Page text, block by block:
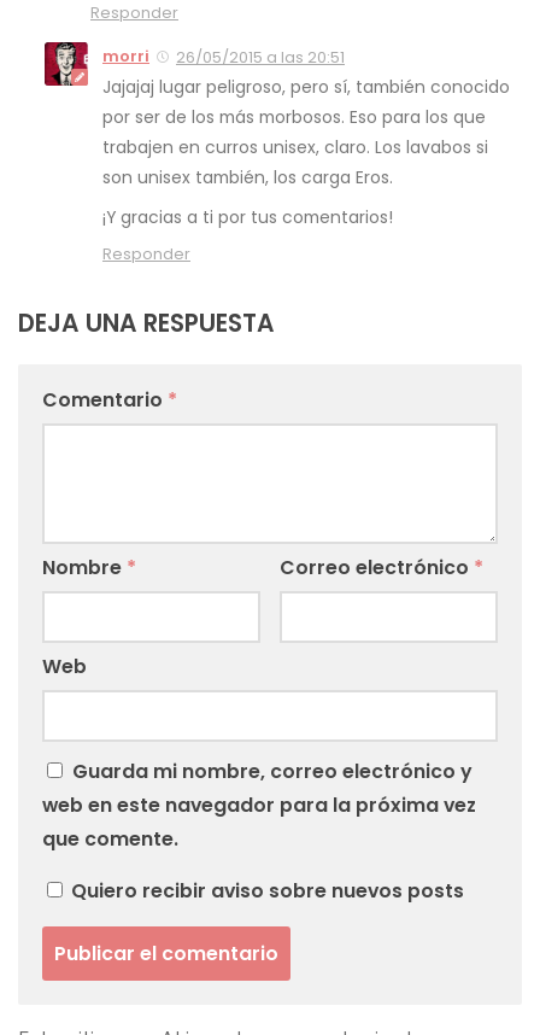
Responder
morri
26/05/2015 a las 20:51
Jajajaj lugar peligroso, pero sí, también conocido
por ser de los más morbosos. Eso para los que
trabajen en curros unisex, claro. Los lavabos si
son unisex también, los carga Eros.
¡Y gracias a ti por tus comentarios!
Responder
DEJA UNA RESPUESTA
Comentario *
Nombre * Correo electrónico *
Web
Guarda mi nombre, correo electrónico y
web en este navegador para la próxima vez
que comente.
Quiero recibir aviso sobre nuevos posts